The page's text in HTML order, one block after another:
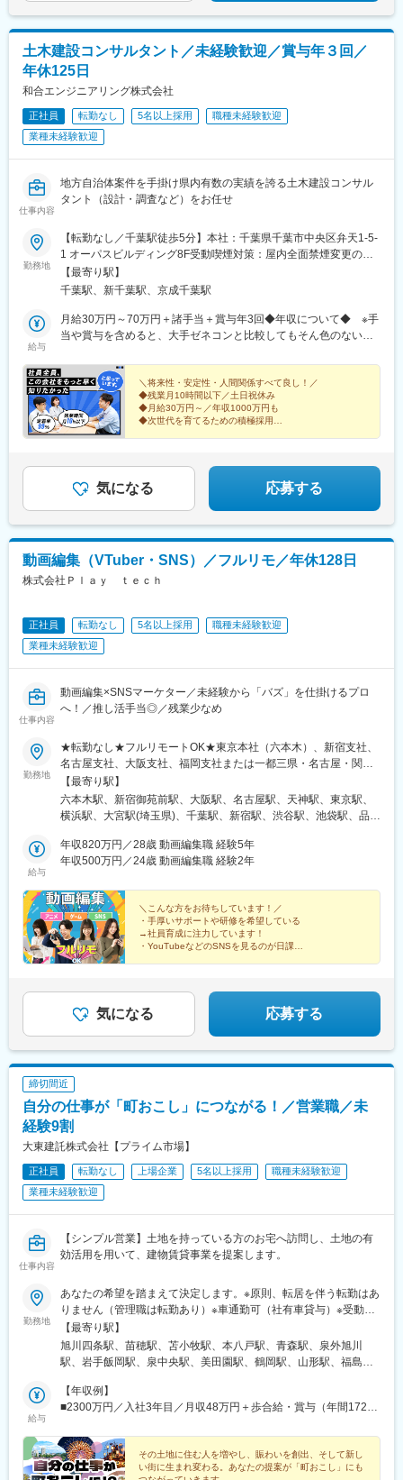
駅、長野駅、伊那北駅、野町駅、千里中央駅(大阪モノレール)、堺
駅、みなと元町駅、清水五条駅、大津駅、阿波富田駅、市役所前
駅(愛媛県)、鹿児島中央駅前駅、中央病院前駅、三越前駅、立川
駅、府中本町駅、八王子駅、南越谷駅、市役所前駅(千葉県)、大神
宮下駅、京成成田駅、日本大通り駅、海老名駅(相模線)、藤沢駅、
浜松駅、丸の内駅(愛知県)、国際センター駅、新豊橋駅、岐阜駅、
善光寺下駅、松本駅、荒町駅(富山県)、足羽山公園口駅、肥後橋
榴ケ岡駅、西新宿駅、半蔵門駅、東池袋駅、新千葉駅、市役所前
駅(長野県)、金手駅、心斎橋駅、千里中央駅(北大阪急行)、大小路
千代台駅、東京駅、立川南駅、蒲生駅、船橋駅、桜木町駅、第一
通り駅、栄町駅(愛知県)、駅前駅、電気ビル前駅、仁愛女子高校
駅、淀屋橋駅、旧居留地・大丸前駅、烏丸御池駅、膳所駅、紙屋
町西駅、高松駅(香川県)、高知城前駅、旦過駅、西浜町駅、旭橋
元町駅、七条駅、県庁前駅(愛媛県)、鹿児島中央駅
土木建設コンサルタント／未経験歓迎／賞与年３回／
年休125日
和合エンジニアリング株式会社
正社員 転勤なし 5名以上採用
職種未経験歓迎
業種未経験歓迎
仕事内容
地方自治体案件を手掛け県内有数の実績を誇る土木建設コンサル
タント（設計・調査など）をお任せ
勤務地
【転勤なし／千葉駅徒歩5分】本社：千葉県千葉市中央区弁天1-5-
1 オーパスビルディング8F受動喫煙対策：屋内全面禁煙変更の範
囲：会社の定める事業所
【最寄り駅】
千葉駅、新千葉駅、京成千葉駅
給与
月給30万円～70万円＋諸手当＋賞与年3回◆年収について◆ ※手
当や賞与を含めると、大手ゼネコンと比較してもそん色のない収
のご経験をお持ちの方年収例：500万円～1000万円◇技術士、
RCCMなどの資格保有者800万円～1500万円
＼将来性・安定性・人間関係すべて良し！／
◆残業月10時間以下／土日祝休み
◆月給30万円～／年収1000万円も
◆次世代を育てるための積極採用
気になる 応募する
動画編集（VTuber・SNS）／フルリモ／年休128日
株式会社Ｐｌａｙ ｔｅｃｈ
正社員 転勤なし 5名以上採用
職種未経験歓迎
業種未経験歓迎
仕事内容
動画編集×SNSマーケター／未経験から「バズ」を仕掛けるプロ
へ！／推し活手当◎／残業少なめ
勤務地
★転勤なし★フルリモートOK★東京本社（六本木）、新宿支社、
名古屋支社、大阪支社、福岡支社または一都三県・名古屋・関
西・福岡の各プロジェクト先◆勤務地・アクセス【本社】東京都
港区六本木6-2-31六本木ヒルズノースタワー17階東京メトロ日比
谷線、都営地下鉄大江戸線「六本木駅」 直結【新宿支社】東京都
線「新宿三丁目駅」徒歩15分【大阪支社】大阪府大阪市北区大深
町6‐38JR各線「大阪駅」より徒歩３分【名古屋支社】愛知県名古
歩5分【福岡支社】福岡県福岡市中央区天神1-14-18福岡市営地下
鉄空港線「天神駅」直結七隈線「天神南駅」徒歩5分西鉄天神大牟
田線「西鉄福岡（天神）駅」徒歩6分◎受動喫煙対策あり：オフィ
ス内禁煙◎名古屋・福岡拠点はスタートアップ募集です！ 整っ
たサポート体制のもと、 同期と一緒に成長できるチャンスで
【最寄り駅】
六本木駅、新宿御苑前駅、大阪駅、名古屋駅、天神駅、東京駅、
横浜駅、大宮駅(埼玉県)、千葉駅、新宿駅、渋谷駅、池袋駅、品川
駅、西船橋駅、新大阪駅、淀屋橋駅、北浜駅(大阪府)、堺筋本町
駅、心斎橋駅、なんば駅(地下鉄)、京橋駅(大阪府)、大阪ビジネス
千里中央駅(大阪モノレール)、虎ノ門駅、みなとみらい駅、さいた
ま新都心駅、浜松町駅、赤坂見附駅、永田町駅、有楽町駅、金山
駅(愛知県)、栄駅(愛知県)、乃木坂駅、新宿三丁目駅、亀島駅、西
鉄福岡駅、新高島駅、京成千葉駅、新宿駅(東京メトロ)、神泉駅、
東池袋駅、北品川駅、末広町駅(東京都)、汐留駅、三越前駅、西早
駅、ＪＲ難波駅、大阪城北詰駅、天王寺駅前駅、福島駅(大阪府・
阪神線)、新福島駅、大阪天満宮駅、千里中央駅(北大阪急行)、本
本町駅、内幸町駅、茅場町駅、六本木一丁目駅、肥後橋駅、長堀
橋駅、扇町駅(大阪府)、虎ノ門ヒルズ駅、竹芝駅、赤坂駅(東京
都)、国会議事堂前駅、日比谷駅、名鉄名古屋駅、矢場町駅
給与
年収820万円／28歳 動画編集職 経験5年
年収500万円／24歳 動画編集職 経験2年
＼こんな方をお待ちしています！／
・手厚いサポートや研修を希望している
→社員育成に注力しています！
・YouTubeなどのSNSを見るのが日課
気になる 応募する
締切間近
自分の仕事が「町おこし」につながる！／営業職／未
経験9割
大東建託株式会社【プライム市場】
正社員 転勤なし 上場企業 5名以上採用
職種未経験歓迎
業種未経験歓迎
仕事内容
【シンプル営業】土地を持っている方のお宅へ訪問し、土地の有
効活用を用いて、建物賃貸事業を提案します。
勤務地
あなたの希望を踏まえて決定します。※原則、転居を伴う転勤はあ
りません（管理職は転勤あり）※車通勤可（社有車貸与）※受動喫
煙対策あり※支店ごと常に募集人数の変動があります。配属希望支
店の空き状況は、ご応募時にご確認ください【本社】東京都港区
港南2-16-1 品川イーストワンタワー21～24階（各線「品川駅」
活事情に配慮して働きやすい環境づくりを進めています。
【最寄り駅】
旭川四条駅、苗穂駅、苫小牧駅、本八戸駅、青森駅、泉外旭川
駅、岩手飯岡駅、泉中央駅、美田園駅、鶴岡駅、山形駅、福島駅
松本駅、不二越駅、金沢駅、新福井駅、江曽島駅、小山駅、太田
駅(群馬県)、前橋大島駅、高崎駅、新白岡駅、上熊谷駅、北上尾
木駅、東所沢駅、春日部駅、越谷駅、三郷中央駅、水戸駅、つく
ば駅、守谷駅、柏の葉キャンパス駅、公津の杜駅、県庁前駅(千葉
県)、上総村上駅、八千代緑が丘駅、東松戸駅、西船橋駅、三鷹
給与
【年収例】
■2300万円／入社3年目／月収48万円＋歩合給・賞与（年間1724
その土地に住む人を増やし、賑わいを創出、そして新し
い街に生まれ変わる。あなたの提案が「町おこし」にも